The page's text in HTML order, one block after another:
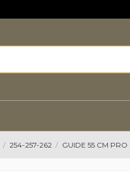
254-257-262 GUIDE 55 CM PRO